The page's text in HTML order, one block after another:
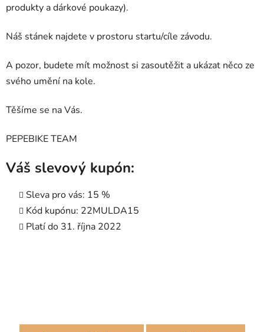
produkty a dárkové poukazy).
Náš stánek najdete v prostoru startu/cíle závodu.
A pozor, budete mít možnost si zasoutěžit a ukázat něco ze
svého umění na kole.
Těšíme se na Vás.
PEPEBIKE TEAM
Váš slevový kupón:
Sleva pro vás: 15 %
Kód kupónu: 22MULDA15
Platí do 31. října 2022